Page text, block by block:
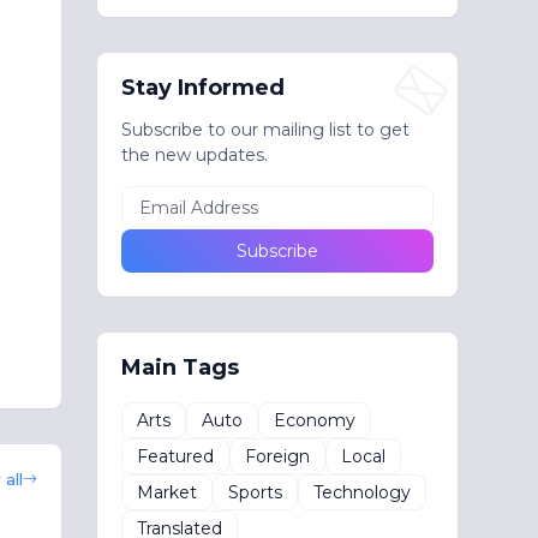
all
Stay Informed
Subscribe to our mailing list to get
the new updates.
Main Tags
Arts Auto
Economy
Featured
Foreign
Local
Market
Sports
Technology
Translated